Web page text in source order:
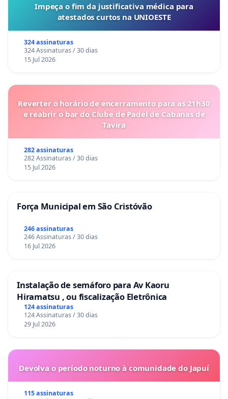
Impeça o fim da justificativa médica para
atestados curtos na UNIOESTE
324 assinaturas
324 Assinaturas / 30 dias
15 Jul 2026
Reverter o horário de encerramento para as 21h30
e reabrir o bar do Clube de Padel de Cabanas de
Tavira
282 assinaturas
282 Assinaturas / 30 dias
15 Jul 2026
Força Municipal em São Cristóvão
246 assinaturas
246 Assinaturas / 30 dias
16 Jul 2026
Instalação de semáforo para Av Kaoru
Hiramatsu , ou fiscalização Eletrônica
124 assinaturas
124 Assinaturas / 30 dias
29 Jul 2026
Devolva o período noturno à comunidade do Japuí
115 assinaturas